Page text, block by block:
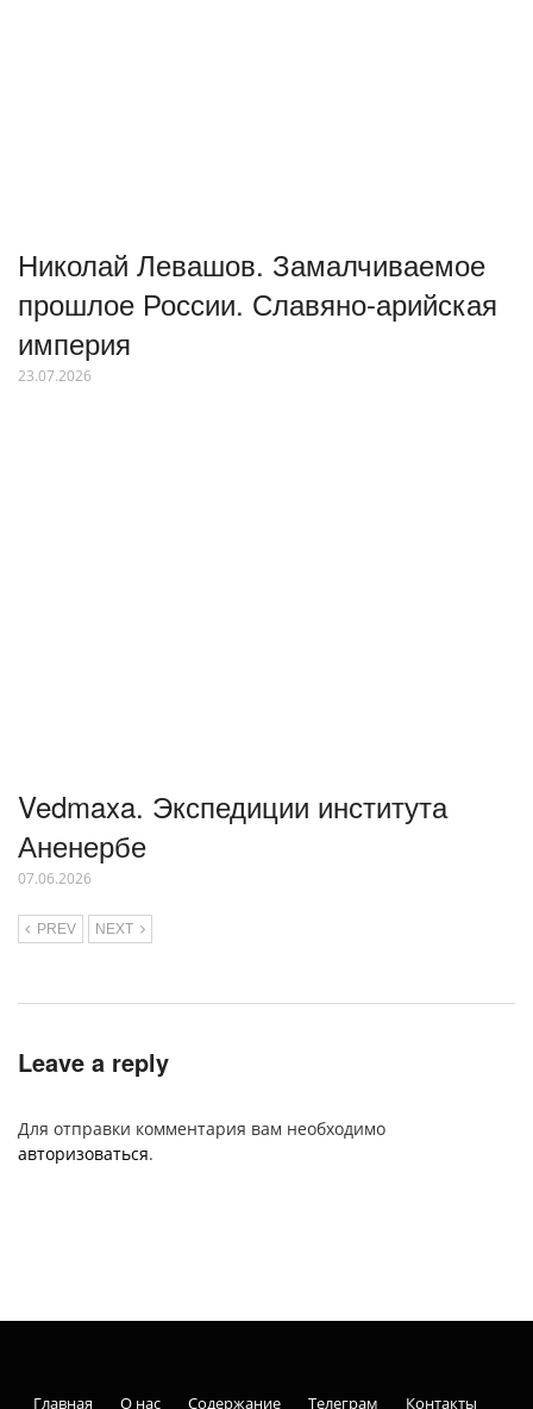
Николай Левашов. Замалчиваемое
прошлое России. Славяно-арийская
империя
23.07.2026
Vedmaxa. Экспедиции института
Аненербе
07.06.2026
PREV NEXT
Leave a reply
Для отправки комментария вам необходимо
авторизоваться.
Главная О нас Содержание Телеграм Контакты